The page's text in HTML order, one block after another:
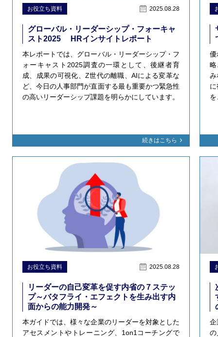
お役立ち資料 2025.08.28
グローバル・リーダーシップ・フォーキャ
スト2025 HRインサイトレポート
本レポートでは、グローバル・リーダーシップ・フ
ォーキャスト2025調査の一環として、後継者育
成、成果の可視化、Z世代の離職、AIによる変革な
ど、今日の人事部門が直面する最も重要かつ緊急性
の高いリーダーシップ課題を明らかにしています。
続きはこちら
優
略
み
お役立ち資料 2025.08.28
リーダーの自己変革を促す内省の７ステッ
プ～バタフライ・エフェクトを生み出す内
面からの能力開発～
本ガイドでは、様々な企業のリーダーを対象とした
アセスメントやトレーニング、1on1コーチングで
企
の